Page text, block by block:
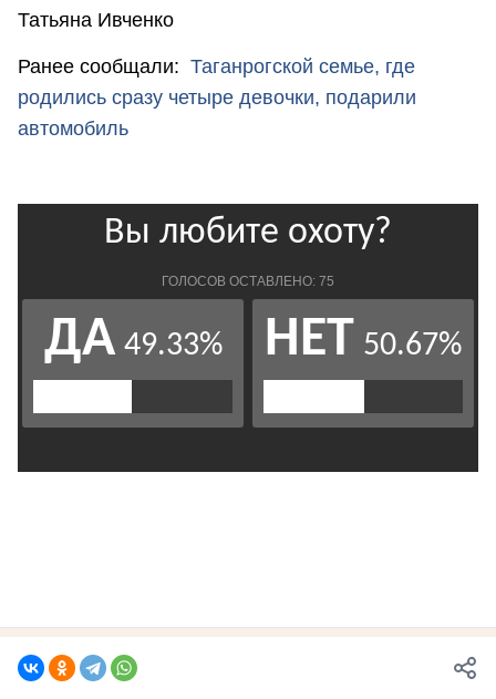
Татьяна Ивченко
Ранее сообщали: Таганрогской семье, где
родились сразу четыре девочки, подарили
автомобиль